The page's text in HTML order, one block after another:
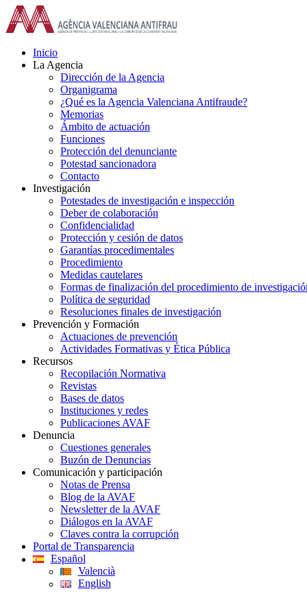
Saltar
al
contenido
Inicio
La Agencia
Dirección de la Agencia
Organigrama
¿Qué es la Agencia Valenciana Antifraude?
Memorias
Ámbito de actuación
Funciones
Protección del denunciante
Potestad sancionadora
Contacto
Investigación
Potestades de investigación e inspección
Deber de colaboración
Confidencialidad
Protección y cesión de datos
Garantías procedimentales
Procedimiento
Medidas cautelares
Formas de finalización del procedimiento de
Política de seguridad
Resoluciones finales de investigación
Prevención y Formación
Actuaciones de prevención
Actividades Formativas y Ética Pública
Recursos
Recopilación Normativa
Revistas
Bases de datos
Instituciones y redes
Publicaciones AVAF
Denuncia
Cuestiones generales
Buzón de Denuncias
Comunicación y participación
Notas de Prensa
Blog de la AVAF
Newsletter de la AVAF
Diálogos en la AVAF
Claves contra la corrupción
Portal de Transparencia
Español
Valencià
English